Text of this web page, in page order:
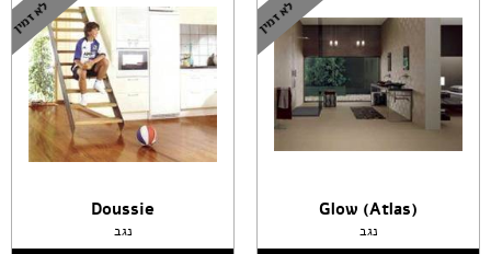
(Glow (Atlas
נגב
Doussie
נגב